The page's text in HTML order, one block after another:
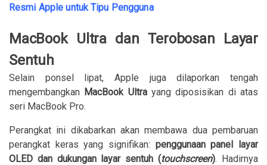
Resmi Apple untuk Tipu Pengguna
MacBook Ultra dan Terobosan Layar
Sentuh
Selain ponsel lipat, Apple juga dilaporkan tengah
mengembangkan MacBook Ultrayang diposisikan di atas
seri MacBook Pro.
Perangkat ini dikabarkan akan membawa dua pembaruan
perangkat keras yang signifikan: penggunaan panel layar
OLED dan dukungan layar sentuh (touchscreen). Hadirnya